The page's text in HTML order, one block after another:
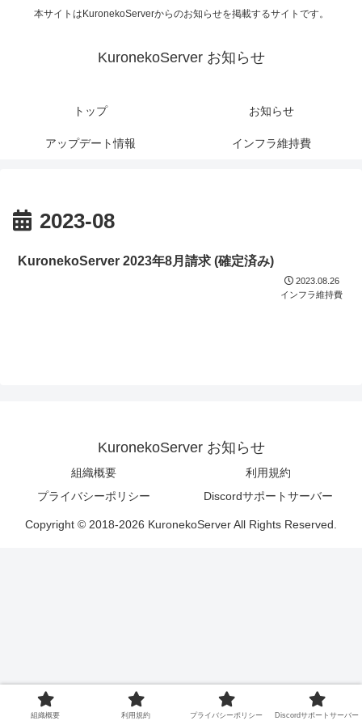
本サイトはKuronekoServerからのお知らせを掲載するサイトです。
KuronekoServer お知らせ
トップ お知らせ
アップデート情報 インフラ維持費
2023-08
KuronekoServer 2023年8月請求 (確定済み)
2023.08.26
インフラ維持費
KuronekoServer お知らせ
組織概要
利用規約
プライバシーポリシー
Discordサポートサーバー
Copyright © 2018-2026 KuronekoServer All Rights Reserved.
組織概要 利用規約 プライバシーポリシー Discordサポートサーバー